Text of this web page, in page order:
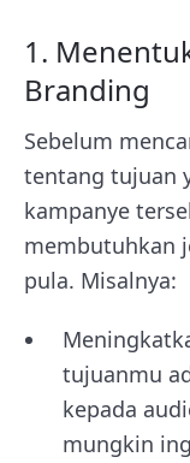
1.
Branding
Sebelum
tentang tujuan
kampanye
membutuhkan
pula. Misalnya:
tujuanmu
kepada
mungkin